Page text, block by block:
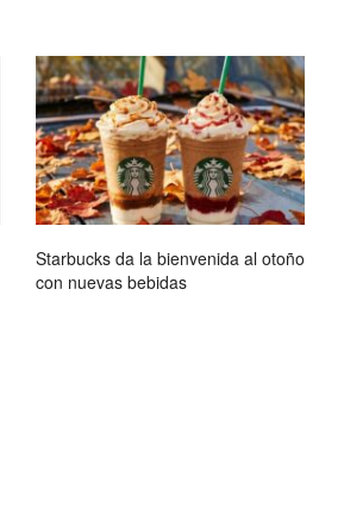
Starbucks da la bienvenida al otoño
con nuevas bebidas